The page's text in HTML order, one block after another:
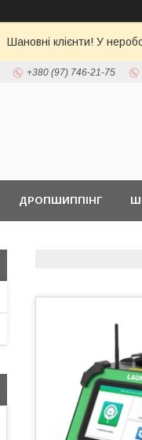
Шановні клієнти! У
+380 (97) 746-21-75
ДРОПШИППІНГ